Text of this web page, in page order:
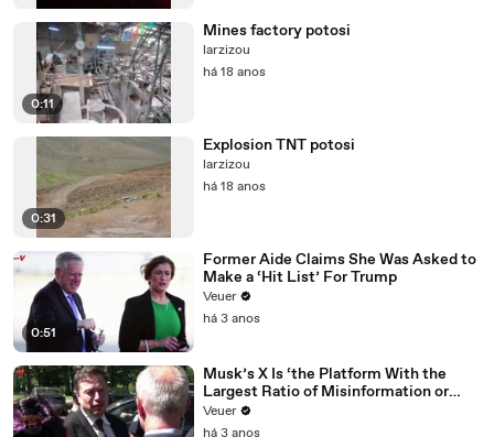
0:11
Mines factory potosi
larzizou
há 18 anos
0:31
Explosion TNT potosi
larzizou
há 18 anos
0:51
Former Aide Claims She Was Asked to
Make a ‘Hit List’ For Trump
Veuer
há 3 anos
Musk’s X Is ‘the Platform With the
Largest Ratio of Misinformation or
Disinformation’ Amongst All Social
Media Platforms
Veuer